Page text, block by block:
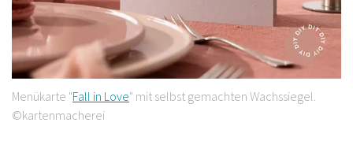
Menükarte "Fall in Love" mit selbst gemachten Wachssiegel.
©kartenmacherei